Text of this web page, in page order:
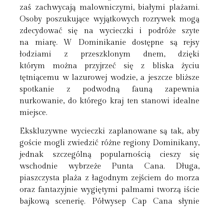
zaś zachwycają malowniczymi, białymi plażami.
Osoby poszukujące wyjątkowych rozrywek mogą
zdecydować się na wycieczki i podróże szyte
na miarę. W Dominikanie dostępne są rejsy
łodziami z przeszklonym dnem, dzięki
którym można przyjrzeć się z bliska życiu
tętniącemu w lazurowej wodzie, a jeszcze bliższe
spotkanie z podwodną fauną zapewnia
nurkowanie, do którego kraj ten stanowi idealne
miejsce.
Ekskluzywne wycieczki zaplanowane są tak, aby
goście mogli zwiedzić różne regiony Dominikany,
jednak szczególną popularnością cieszy się
wschodnie wybrzeże Punta Cana. Długa,
piaszczysta plaża z łagodnym zejściem do morza
oraz fantazyjnie wygiętymi palmami tworzą iście
bajkową scenerię. Półwysep Cap Cana słynie